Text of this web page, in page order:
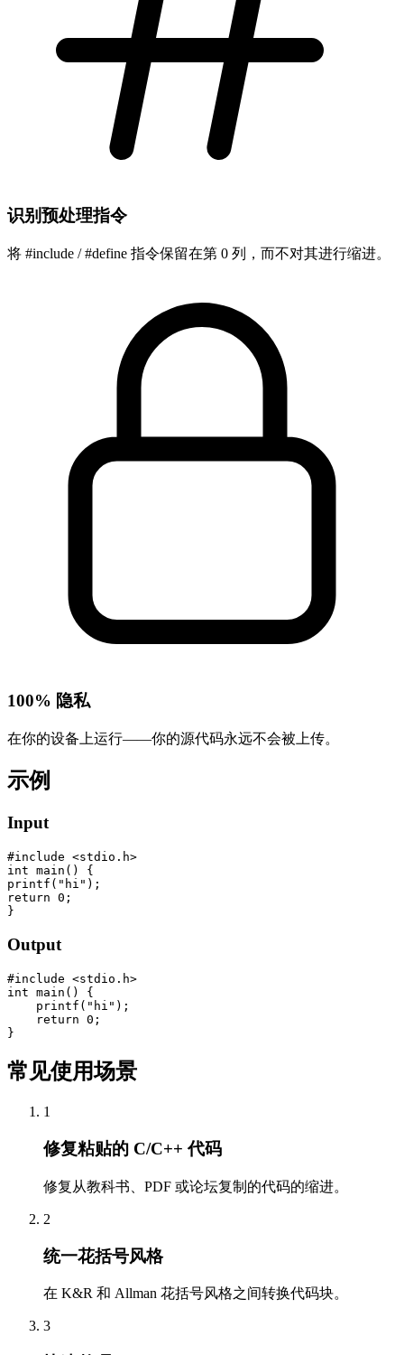
识别预处理指令
将 #include / #define 指令保留在第 0 列，而不对其进行缩进。
100% 隐私
在你的设备上运行——你的源代码永远不会被上传。
示例
Input
#include <stdio.h>
int main() {
printf("hi");
return 0;
}
Output
#include <stdio.h>
int main() {
    printf("hi");
    return 0;
}
常见使用场景
1
修复粘贴的 C/C++ 代码
修复从教科书、PDF 或论坛复制的代码的缩进。
2
统一花括号风格
在 K&R 和 Allman 花括号风格之间转换代码块。
3